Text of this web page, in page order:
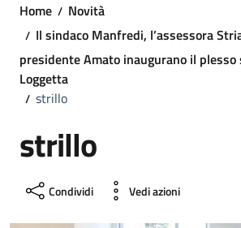
Home
Novità
Il sindaco Manfredi, l’assessora
presidente Amato inaugurano il plesso
Loggetta
strillo
strillo
Condividi Vedi azioni